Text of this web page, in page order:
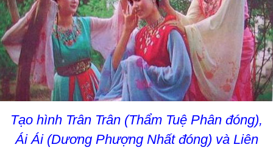
Tạo hình Trân Trân (Thẩm Tuệ Phân đóng),
Ái Ái (Dương Phượng Nhất đóng) và Liên